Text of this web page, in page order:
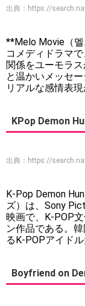
出典： https://
**Melo Movie（
コメディドラマ
関係をユーモラ
と温かいメッセ
リアルな感情表現
KPop Demon
出典： https://
K-Pop Demon
ズ）は、Sony
映画で、K-POP
ン作品である。
るK-POPアイド
Boyfriend on